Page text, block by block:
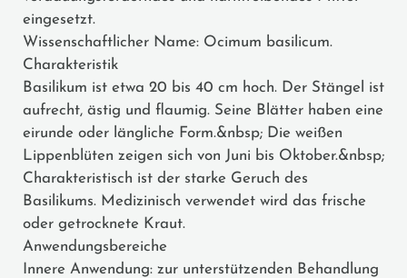
eingesetzt.
Wissenschaftlicher Name: Ocimum basilicum.
Charakteristik
Basilikum ist etwa 20 bis 40 cm hoch. Der Stängel ist
aufrecht, ästig und flaumig. Seine Blätter haben eine
eirunde oder längliche Form.&nbsp; Die weißen
Lippenblüten zeigen sich von Juni bis Oktober.&nbsp;
Charakteristisch ist der starke Geruch des
Basilikums. Medizinisch verwendet wird das frische
oder getrocknete Kraut.
Anwendungsbereiche
Innere Anwendung: zur unterstützenden Behandlung